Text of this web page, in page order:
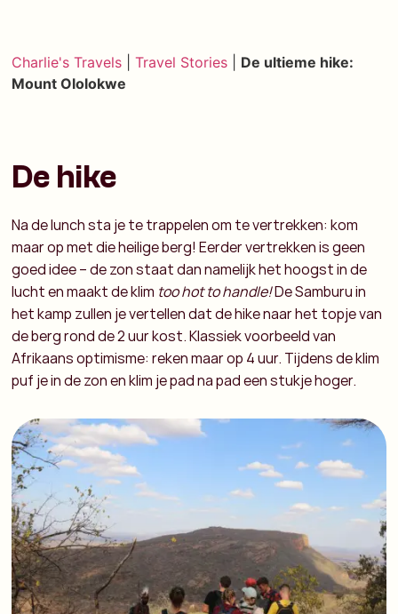
Charlie's Travels |Travel Stories
De ultieme hike:
Mount Ololokwe
De hike
Na de lunch sta je te trappelen om te vertrekken: kom
maar op met die heilige berg! Eerder vertrekken is geen
goed idee – de zon staat dan namelijk het hoogst in de
lucht en maakt de klim too hot to handle!De Samburu in
het kamp zullen je vertellen dat de hike naar het topje van
de berg rond de 2 uur kost. Klassiek voorbeeld van
Afrikaans optimisme: reken maar op 4 uur. Tijdens de klim
puf je in de zon en klim je pad na pad een stukje hoger.